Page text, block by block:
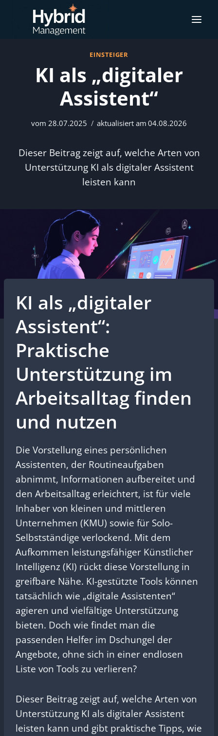
springen
EINSTEIGER
KI als „digitaler
Assistent“
vom 28.07.2025 aktualisiert am 04.08.2026
Dieser Beitrag zeigt auf, welche Arten von
Unterstützung KI als digitaler Assistent
leisten kann
KI als „digitaler
Assistent“:
Praktische
Unterstützung im
Arbeitsalltag finden
und nutzen
Die Vorstellung eines persönlichen
Assistenten, der Routineaufgaben
abnimmt, Informationen aufbereitet und
den Arbeitsalltag erleichtert, ist für viele
Inhaber von kleinen und mittleren
Unternehmen (KMU) sowie für Solo-
Selbstständige verlockend. Mit dem
Aufkommen leistungsfähiger Künstlicher
Intelligenz (KI) rückt diese Vorstellung in
greifbare Nähe. KI-gestützte Tools können
tatsächlich wie „digitale Assistenten“
agieren und vielfältige Unterstützung
bieten. Doch wie findet man die
passenden Helfer im Dschungel der
Angebote, ohne sich in einer endlosen
Liste von Tools zu verlieren?
Dieser Beitrag zeigt auf, welche Arten von
Unterstützung KI als digitaler Assistent
leisten kann und gibt praktische Tipps, wie